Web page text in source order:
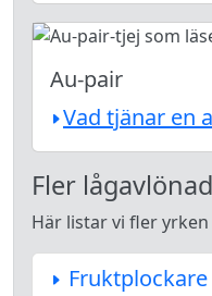
Au-pair
Vad tjänar en
Fler
Här listar vi fler
Fruktplockare